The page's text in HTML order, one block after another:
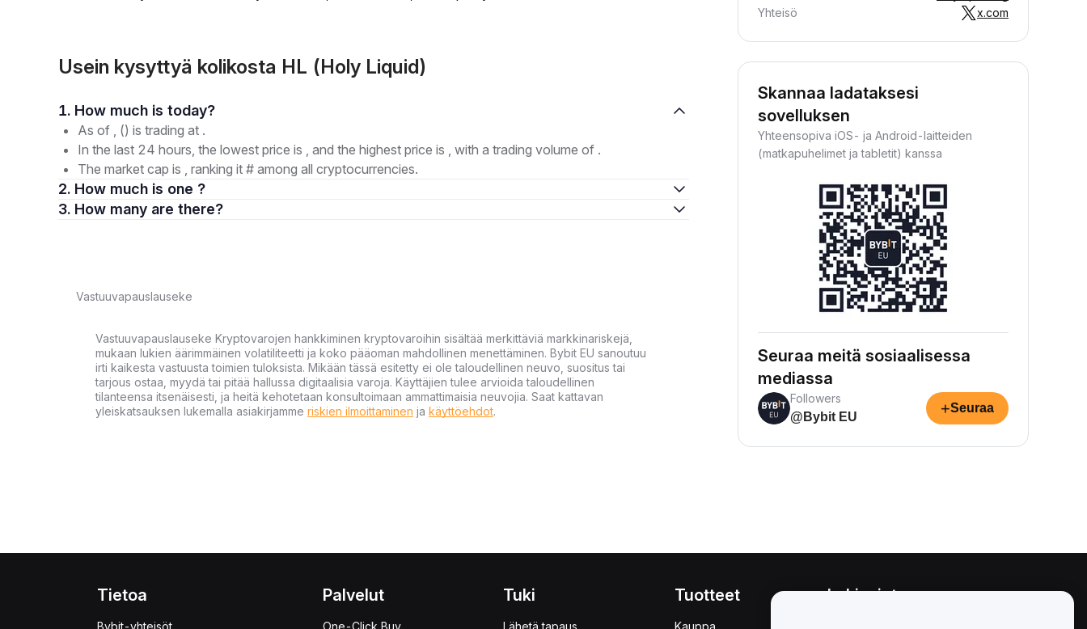
Usein kysyttyä kolikosta HL (Holy Liquid)
1. How much is today?
As of , () is trading at .
In the last 24 hours, the lowest price is , and the highest price is , with a trading volume of .
The market cap is , ranking it # among all cryptocurrencies.
2. How much is one ?
3. How many are there?
Vastuuvapauslauseke
Vastuuvapauslauseke Kryptovarojen hankkiminen kryptovaroihin sisältää merkittäviä markkinariskejä,
mukaan lukien äärimmäinen volatiliteetti ja koko pääoman mahdollinen menettäminen. Bybit EU sanoutuu
irti kaikesta vastuusta toimien tuloksista. Mikään tässä esitetty ei ole taloudellinen neuvo, suositus tai
tarjous ostaa, myydä tai pitää hallussa digitaalisia varoja. Käyttäjien tulee arvioida taloudellinen
tilanteensa itsenäisesti, ja heitä kehotetaan konsultoimaan ammattimaisia neuvojia. Saat kattavan
yleiskatsauksen lukemalla asiakirjamme riskien ilmoittaminen ja käyttöehdot.
Yhteisö
x.com
Skannaa ladataksesi
sovelluksen
Yhteensopiva iOS- ja Android-laitteiden
(matkapuhelimet ja tabletit) kanssa
Seuraa meitä sosiaalisessa
mediassa
Followers
@Bybit EU
+Seuraa
Tietoa
Bybit-yhteisöt
Palvelut
One-Click Buy
Tuki
Lähetä tapaus
Tuotteet
Kauppa
Lakiasiat